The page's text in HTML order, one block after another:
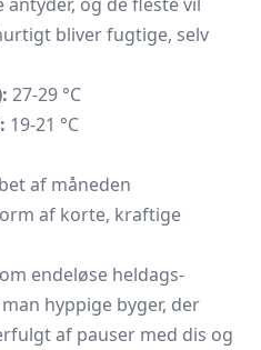
bliver fugtige, selv
27-29 °C
19-21 °C
af måneden
af korte, kraftige
endeløse heldags-
hyppige byger, der
af pauser med dis og